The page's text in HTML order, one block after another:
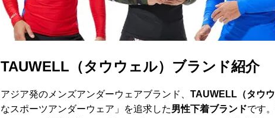
TAUWELL（タウウェル）ブランド紹介
アジア発のメンズアンダーウェアブランド、 TAUWELL（タウウ
なスポーツアンダーウェア」を追求した男性下着ブランドです